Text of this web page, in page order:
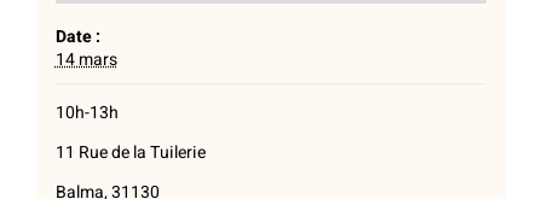
Date :
14 mars
10h-13h
11 Rue de la Tuilerie
Balma, 31130